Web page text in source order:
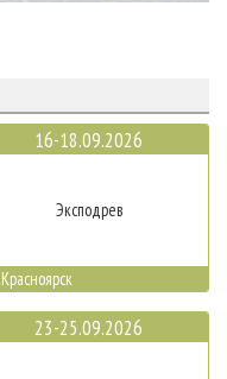
16-18.09.2026
Эксподрев
Красноярск
23-25.09.2026